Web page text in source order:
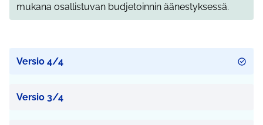
mukana osallistuvan budjetoinnin äänestyksessä.
Versio 4/4
Versio 3/4